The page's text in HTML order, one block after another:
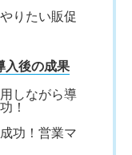
りたい販促
入後の成果
しながら導
！
功！営業マ